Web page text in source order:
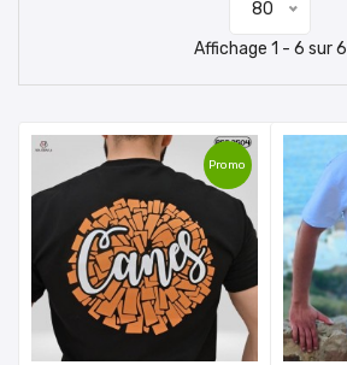
80
Affichage 1 - 6 sur 6
Promo